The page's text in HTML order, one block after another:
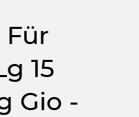
Für
15
Gio -